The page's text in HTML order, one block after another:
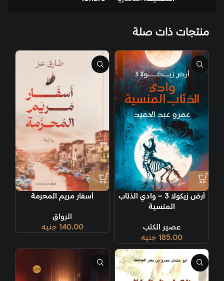
منتجات ذات صلة
أرض زيكولا 3 – وادي الذئاب
المنسية
عصير الكتب
185.00 جنيه
أسفار مريم المحرمة
الرواق
140.00 جنيه